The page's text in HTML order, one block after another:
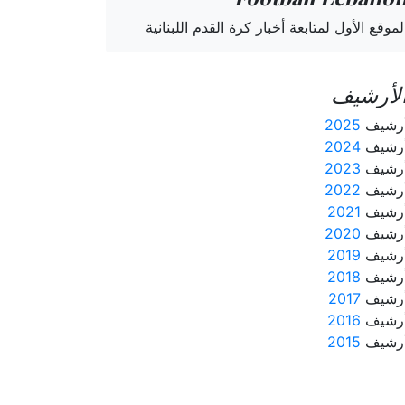
الأول لمتابعة أخبار كرة القدم اللبنانية
2025
2024
2023
2022
2021
2020
2019
2018
2017
2016
2015